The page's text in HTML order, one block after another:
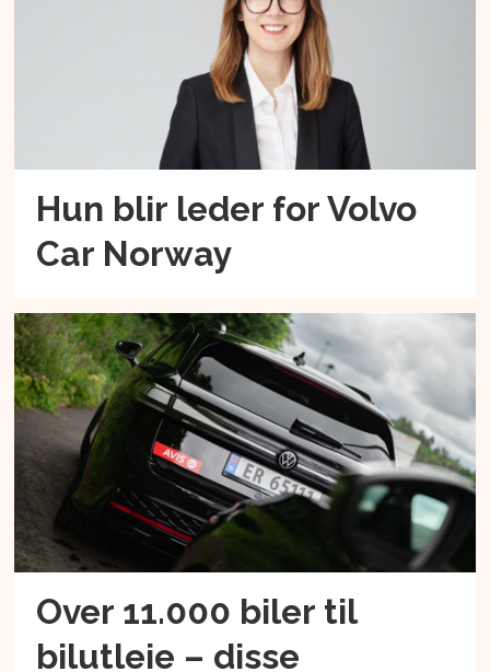
Hun blir leder for Volvo
Car Norway
Over 11.000 biler til
bilutleie – disse